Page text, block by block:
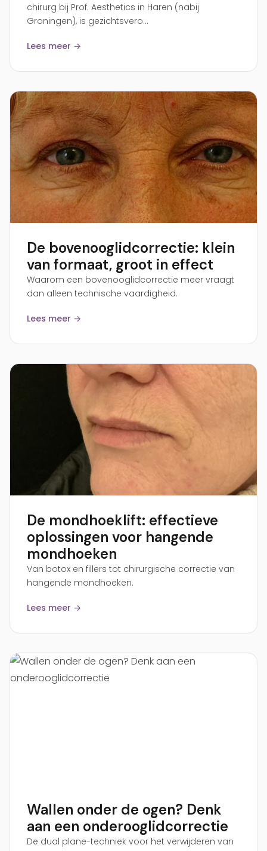
chirurg bij Prof. Aesthetics in Haren (nabij
Groningen), is gezichtsvero...
Lees meer →
De bovenooglidcorrectie: klein
van formaat, groot in effect
Waarom een bovenooglidcorrectie meer vraagt
dan alleen technische vaardigheid.
Lees meer →
De mondhoeklift: effectieve
oplossingen voor hangende
mondhoeken
Van botox en fillers tot chirurgische correctie van
hangende mondhoeken.
Lees meer →
Wallen onder de ogen? Denk
aan een onderooglidcorrectie
De dual plane-techniek voor het verwijderen van